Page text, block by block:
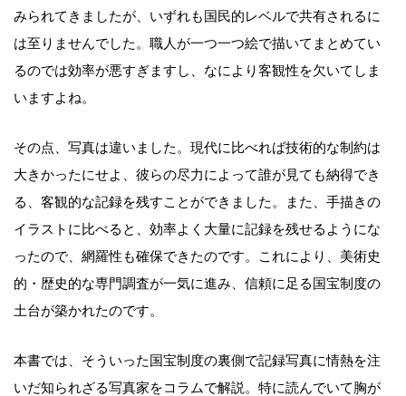
みられてきましたが、いずれも国民的レベルで共有されるに
は至りませんでした。職人が一つ一つ絵で描いてまとめてい
るのでは効率が悪すぎますし、なにより客観性を欠いてしま
いますよね。
その点、写真は違いました。現代に比べれば技術的な制約は
大きかったにせよ、彼らの尽力によって誰が見ても納得でき
る、客観的な記録を残すことができました。また、手描きの
イラストに比べると、効率よく大量に記録を残せるようにな
ったので、網羅性も確保できたのです。これにより、美術史
的・歴史的な専門調査が一気に進み、信頼に足る国宝制度の
土台が築かれたのです。
本書では、そういった国宝制度の裏側で記録写真に情熱を注
いだ知られざる写真家をコラムで解説。特に読んでいて胸が